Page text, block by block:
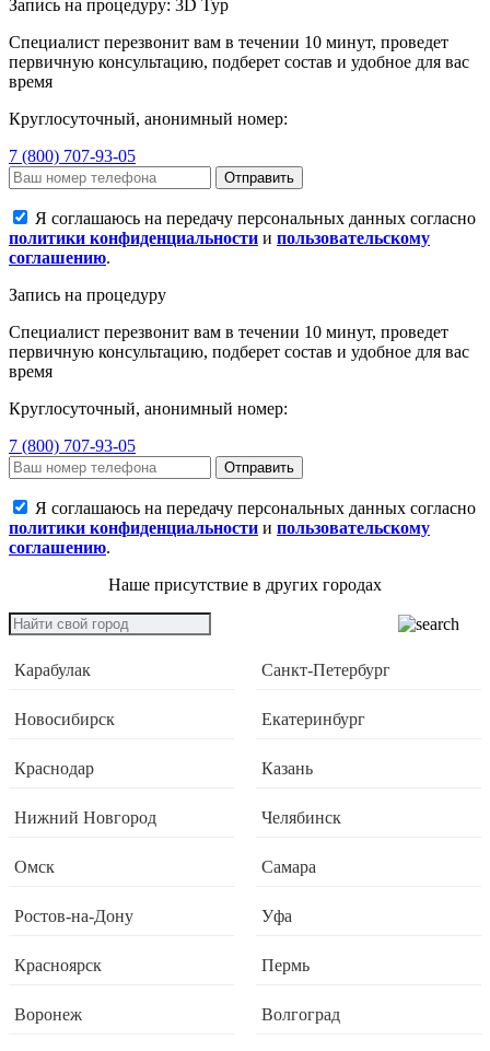
Запись на процедуру: 3D Тур
Специалист перезвонит вам в течении 10 минут, проведет
первичную консультацию, подберет состав и удобное для вас
время
Круглосуточный, анонимный номер:
7 (800) 707-93-05
Отправить
Я соглашаюсь на передачу персональных данных согласно
политики конфиденциальности и пользовательскому
соглашению.
Запись на процедуру
Специалист перезвонит вам в течении 10 минут, проведет
первичную консультацию, подберет состав и удобное для вас
время
Круглосуточный, анонимный номер:
7 (800) 707-93-05
Отправить
Я соглашаюсь на передачу персональных данных согласно
политики конфиденциальности и пользовательскому
соглашению.
Наше присутствие в других городах
Карабулак Санкт-Петербург
Новосибирск Екатеринбург
Краснодар Казань
Нижний Новгород Челябинск
Омск Самара
Ростов-на-Дону Уфа
Красноярск Пермь
Воронеж Волгоград